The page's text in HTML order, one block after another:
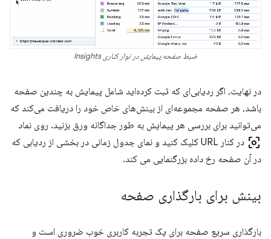
ضبط صفحه پیمایش در نوار کناری Insights
در نهایت، اگر ردیابی‌ای که ثبت کرده‌اید شامل پیمایش به چندین صفحه
باشد، هر صفحه مجموعه‌ای از بینش‌های خاص خود را دریافت می‌کند که
می‌توانید برای بررسی هر پیمایش به طور جداگانه ورق بزنید. روی نماد
center_focus_weak
در کنار URL کلیک کنید و نمای جدول زمانی در بخشی از ردیابی که
در آن صفحه رخ داده بزرگنمایی می کند.
بینش برای بارگذاری صفحه
بارگذاری سریع صفحه برای یک تجربه کاربری خوب ضروری است و